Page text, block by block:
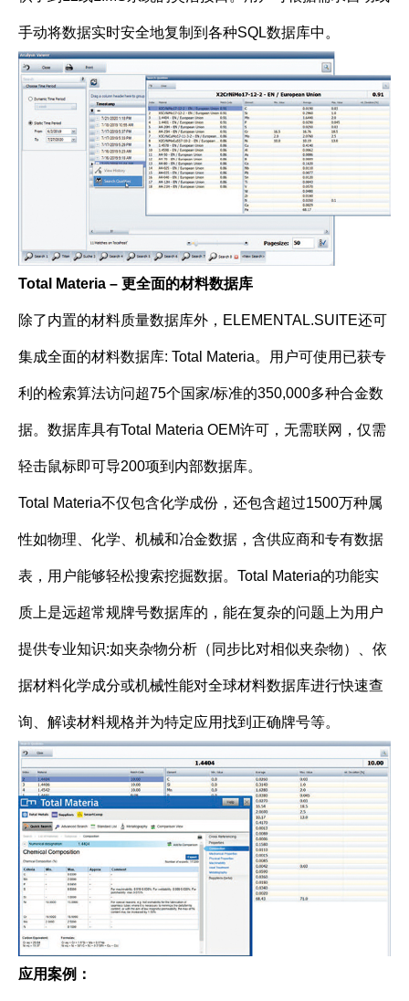
手动将数据实时安全地复制到各种SQL数据库中。
Total Materia – 更全面的材料数据库
除了内置的材料质量数据库外，ELEMENTAL.SUITE还可
集成全面的材料数据库: Total Materia。用户可使用已获专
利的检索算法访问超75个国家/标准的350,000多种合金数
据。数据库具有Total Materia OEM许可，无需联网，仅需
轻击鼠标即可导200项到内部数据库。
Total Materia不仅包含化学成份，还包含超过1500万种属
性如物理、化学、机械和冶金数据，含供应商和专有数据
表，用户能够轻松搜索挖掘数据。Total Materia的功能实
质上是远超常规牌号数据库的，能在复杂的问题上为用户
提供专业知识:如夹杂物分析（同步比对相似夹杂物）、依
据材料化学成分或机械性能对全球材料数据库进行快速查
询、解读材料规格并为特定应用找到正确牌号等。
应用案例：